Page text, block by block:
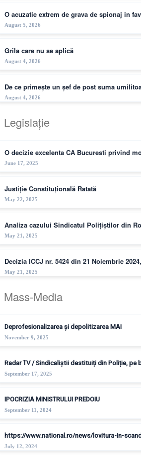
O acuzatie extrem de grava de spionaj in
August 5, 2026
Grila care nu se aplică
August 4, 2026
De ce primește un șef de post suma
August 4, 2026
Legislație
O decizie excelenta CA Bucuresti privind
June 17, 2025
Justiție Constituțională Ratată
May 22, 2025
Analiza cazului Sindicatul Polițiștilor din
May 21, 2025
Decizia ICCJ nr. 5424 din 21 Noiembrie
May 21, 2025
Mass-Media
Deprofesionalizarea și depolitizarea MAI
November 9, 2025
Radar TV / Sindicaliștii destituiți din Poliție,
September 17, 2025
IPOCRIZIA MINISTRULUI PREDOIU
September 11, 2024
https://www.national.ro/news/lovitura-in-
July 12, 2024